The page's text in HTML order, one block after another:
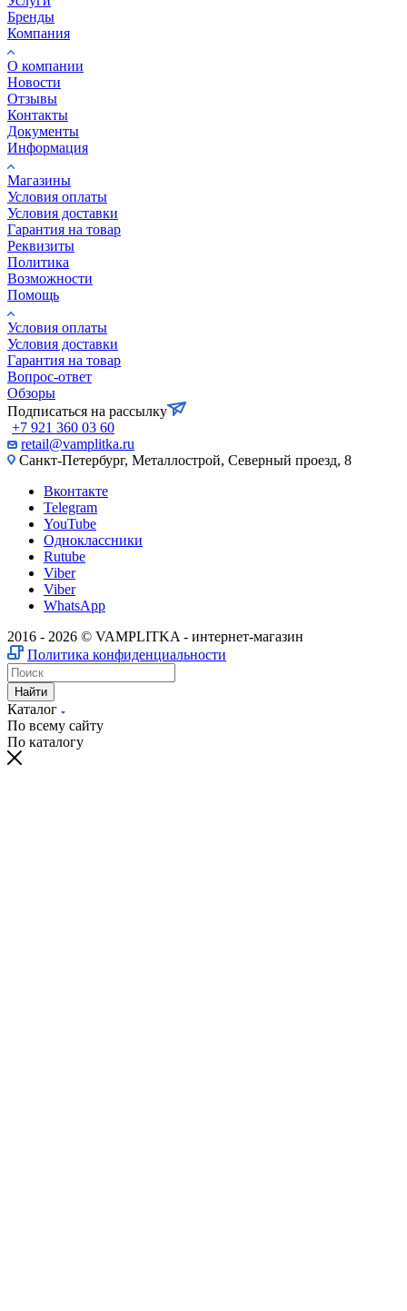
Бренды
Компания
О компании
Новости
Отзывы
Контакты
Документы
Информация
Магазины
Условия оплаты
Условия доставки
Гарантия на товар
Реквизиты
Политика
Возможности
Помощь
Условия оплаты
Условия доставки
Гарантия на товар
Вопрос-ответ
Обзоры
Подписаться на рассылку
+7 921 360 03 60
retail@vamplitka.ru
Санкт-Петербург, Металлострой, Северный проезд, 8
Вконтакте
Telegram
YouTube
Одноклассники
Rutube
Viber
Viber
WhatsApp
2016 - 2026 © VAMPLITKA - интернет-магазин
Политика конфиденциальности
Найти
Каталог
По всему сайту
По каталогу